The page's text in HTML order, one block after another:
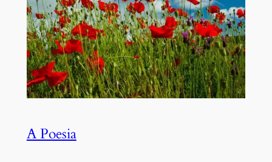
A Poesia